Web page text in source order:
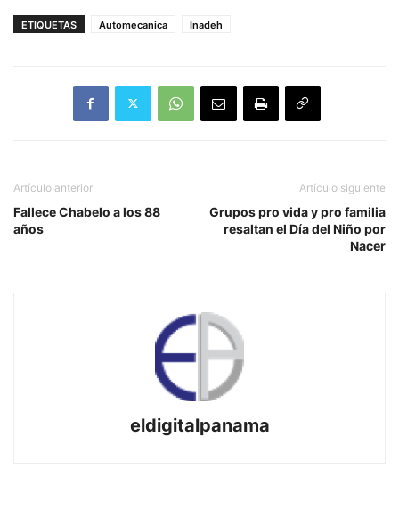
ETIQUETAS Automecanica Inadeh
Artículo anterior
Fallece Chabelo a los 88
años
Artículo siguiente
Grupos pro vida y pro familia
resaltan el Día del Niño por
Nacer
eldigitalpanama